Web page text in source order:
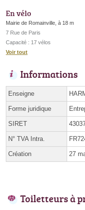
En vélo
Mairie de Romainville, à 18 m
7 Rue de Paris
Capacité : 17 vélos
Voir tout
Informations
Enseigne
Forme juridique
SIRET
N° TVA Intra.
Création 27
Toiletteurs à